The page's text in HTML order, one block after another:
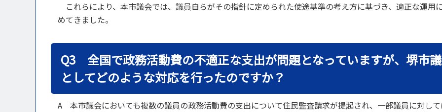
これらにより、本市議会では、議員自らがその指針に定められた使途基準の考え方に基づき、適正な運用
めてきました。
Q3 全国で政務活動費の不適正な支出が問題となっていますが、堺市
としてどのような対応を行ったのですか？
A 本市議会においても複数の議員の政務活動費の支出について住民監査請求が提起され、一部議員に対し